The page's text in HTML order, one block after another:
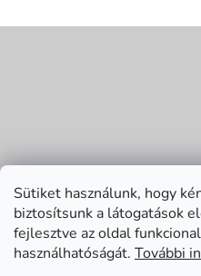
Sütiket használunk, hogy
biztosítsunk a látogatások
fejlesztve az oldal
használhatóságát. További
c